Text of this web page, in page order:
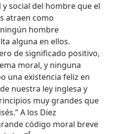
social del hombre que el
atraen como
hombre
alguna en ellos.
de significado positivo,
moral, y ninguna
una existencia feliz en
nuestra ley inglesa y
muy grandes que
A los Diez
código moral breve